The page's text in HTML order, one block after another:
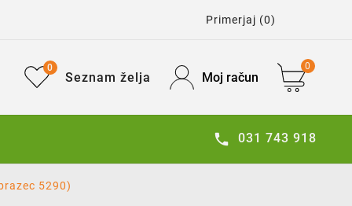
Primerjaj (0)
Seznam želja
0
Moj račun
0
 031 743 918
5290)